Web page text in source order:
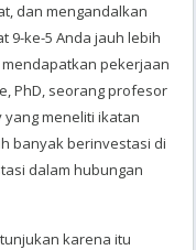
dan mengandalkan
9-ke-5 Anda jauh lebih
pekerjaan
PhD, seorang profesor
meneliti ikatan
banyak berinvestasi di
dalam hubungan
karena itu